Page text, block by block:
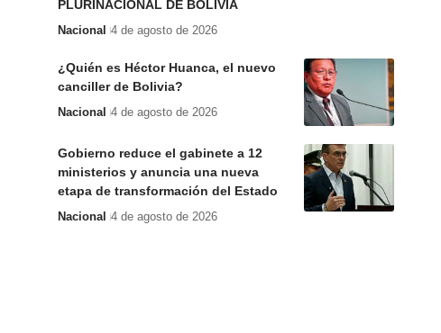
PLURINACIONAL DE BOLIVIA
Nacional 4 de agosto de 2026
¿Quién es Héctor Huanca, el nuevo
canciller de Bolivia?
Nacional 4 de agosto de 2026
Gobierno reduce el gabinete a 12
ministerios y anuncia una nueva
etapa de transformación del Estado
Nacional 4 de agosto de 2026